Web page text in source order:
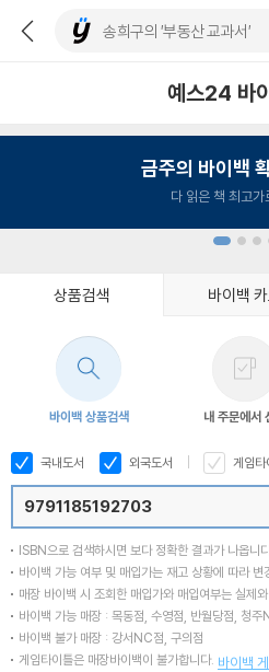
예스24 바
금주의 바이백
다 읽은 책 최고가
상품검색 바이백
바이백 상품검색 내 주문에서
국내도서 외국도서 게임타
ISBN으로 검색하시면 보다 정확한 결과가 나옵니
바이백 가능 여부 및 매입가는 재고 상황에 따라 변
매장 바이백 시 조회한 매입가와 매입여부는 실제
바이백 가능 매장 : 목동점, 수영점, 반월당점, 청주
바이백 불가 매장 : 강서NC점, 구의점
게임타이틀은 매장바이백이 불가합니다. 바이백